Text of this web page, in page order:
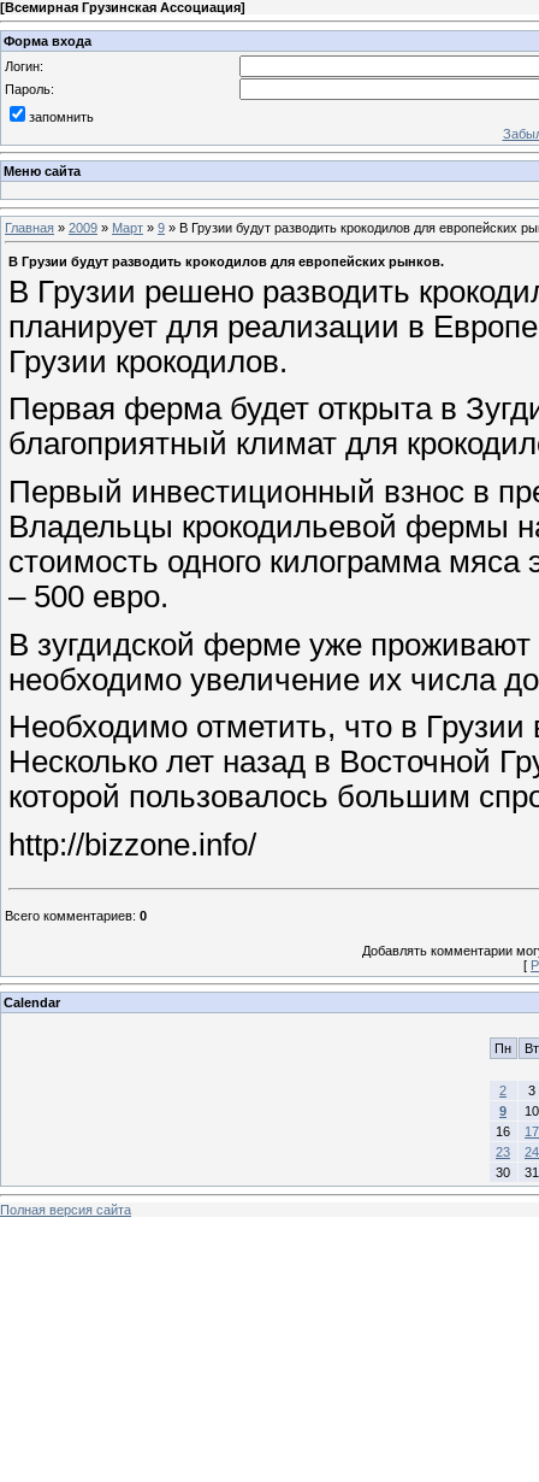
[Всемирная Грузинская Ассоциация]
Форма входа
Логин:
Пароль:
запомнить
Меню сайта
Главная » 2009 » Март » 9 » В Грузии будут разводить крокодилов для европейских
В Грузии будут разводить крокодилов для европейских рынков.
В Грузии решено разводить
планирует для реализации в
Грузии крокодилов.
Первая ферма будет открыта в
благоприятный климат для
Первый инвестиционный взнос в
Владельцы крокодильевой фермы
стоимость одного килограмма мяса
– 500 евро.
В зугдидской ферме уже проживают
необходимо увеличение их числа
Необходимо отметить, что в
Несколько лет назад в Восточной
которой пользовалось большим
http://bizzone.info/
Всего комментариев: 0
Добавлять комментарии
[
Calendar
Пн Вт
2
3
9
10
16
17
23
24
30
31
Полная версия сайта